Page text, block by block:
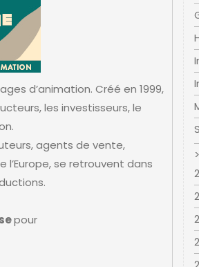
d’animation. Créé en 1999,
les investisseurs, le
agents de vente,
l’Europe, se retrouvent dans
pour